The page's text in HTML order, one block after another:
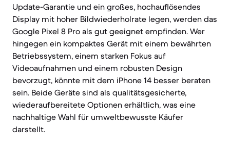
Update-Garantie und ein großes, hochauflösendes
Display mit hoher Bildwiederholrate legen, werden das
Google Pixel 8 Pro als gut geeignet empfinden. Wer
hingegen ein kompaktes Gerät mit einem bewährten
Betriebssystem, einem starken Fokus auf
Videoaufnahmen und einem robusten Design
bevorzugt, könnte mit dem iPhone 14 besser beraten
sein. Beide Geräte sind als qualitätsgesicherte,
wiederaufbereitete Optionen erhältlich, was eine
nachhaltige Wahl für umweltbewusste Käufer
darstellt.